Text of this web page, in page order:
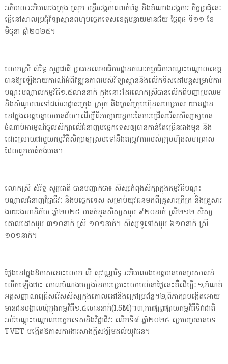
អភិបាល.អភិបាលរងក្រុង ស្រុក មន្ទីរអង្គភាពពាក់ព័ន្ធ និងតំណាងអង្គការ កិច្ចប្រជុំនេះ
ធ្វើនៅសាលប្រជុំវិទ្យាស្ថានពហុបច្ចេកទេសខេត្តបន្ទាយមានជ័យ ថ្ងៃពុធ ទី១១ ខែ
មិថុនា ឆ្នាំ២០២៥។
លោកស្រី សំរិទ្ធ សូរ្យជាតិ ប្រធានលេខាធិការដ្ឋានគណៈកម្មាធិការបណ្ដុះបណ្ដាលខេត្ត
បានឱ្យឡើងរាយការណ៍អំពីវឌ្ឍនភាពរបស់វិទ្យាស្ថាននិងលើកទិសដៅបន្តសម្រាប់ការ
បណ្ដុះបណ្ដាលកម្មវិធី១.៥លាននាក់ ក្នុងនោះដែរលោកស្រីបានលើកពីបញ្ហាប្រឈម
និងសំណូមពរទៅដល់អាជ្ញាធរក្រុង ស្រុក និងម្ចាស់ក្រុមហ៊ុនសហគ្រាស យានដ្ឋាន
នៅក្នុងខេត្តបន្ទាយមានជ័យ។ដើម្បីពិភាក្សាយន្តការនៃការជ្រើសរើសសិស្សឲ្យមាន
ចំណាប់អារម្មណ៍ចូលសិក្សាលើជំនាញបច្ចេកទេសឲ្យបានកាន់តែច្រើនជាងមុន និង
ដោះស្រាយជាមួយកម្មវិធីសិក្សាឲ្យស្របទៅនឹងតម្រូវការរបស់ក្រុមហ៊ុនសហគ្រាស
ដែលពួកគាត់ចង់បាន។
លោកស្រី សំរិទ្ធ សូរ្យជាតិ បានបញ្ជាក់ថា៖ សិស្សកំពុងសិក្សាក្នុងកម្មវិធីបណ្តុះ
បណ្តាលជំនាញវិជ្ជាជីវៈ និងបច្ចេកទេស សម្រាប់យុវជនមកពីគ្រួសារក្រីក្រ និងគ្រួសារ
ងាយរងហានិភ័យ ឆ្នាំ២០២៥ មានចំនួនសិស្សសរុប ៩២០នាក់ ស្រី២១២ សិស្ស
គោលដៅសរុប ៣១០នាក់ ស្រី ១០១នាក់។ សិស្សទូទៅសរុប ៦១០នាក់ ស្រី
១០១នាក់។
ថ្លែងនៅក្នុងឱកាសនោះលោក លី សុវណ្ណារិទ្ធ អភិបាលរងខេត្តបានមានប្រសាសន៍
លើកឡើងថា៖ គោលបំណងចម្បងនៃការគ្រោះយោបល់នាថ្ងៃនេះគឺដើម្បី៖១,កំណត់
អត្តសញ្ញាណជ្រើសរើសសិស្សក្នុងកោលដៅនិងក្រៅប្រព័ន្ធ។២,ពិភាក្សាបង្កើតអោយ
មានជនបង្គាលឃុំក្នុងកម្មវិធី១.៥លាននាក់(1.5M)។៣,ការផ្សព្វផ្សាយកម្មវិធីទិវាជាតិ
អប់រំបណ្តុះបណ្តាលបច្ចេកទេសនិងវិជ្ជាជីវៈ លើកទី៨ ឆ្នាំ២០២៥ ក្រោមប្រធានបទ
TVET បង្កើតឱកាសការងារសាងក្តីសង្ឃឹមដល់យុវជន។